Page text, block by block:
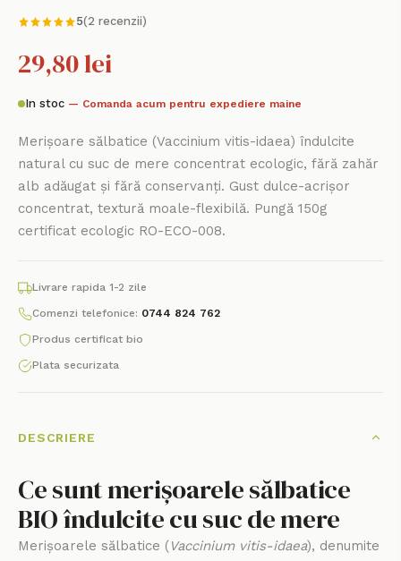
5(2 recenzii)
29,80 lei
In stoc — Comanda acum pentru expediere maine
Merișoare sălbatice (Vaccinium vitis-idaea) îndulcite
natural cu suc de mere concentrat ecologic, fără zahăr
alb adăugat și fără conservanți. Gust dulce-acrișor
concentrat, textură moale-flexibilă. Pungă 150g
certificat ecologic RO-ECO-008.
Livrare rapida 1-2 zile
Comenzi telefonice: 0744 824 762
Produs certificat bio
Plata securizata
DESCRIERE
Ce sunt merișoarele sălbatice
BIO îndulcite cu suc de mere
Merișoarele sălbatice (Vaccinium vitis-idaea), denumite